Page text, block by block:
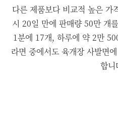
다른 제품보다 비교적 높은 가
시 20일 만에 판매량 50만 개
1분에 17개, 하루에 약 2만
라면 중에서도 육개장 사발면
합니